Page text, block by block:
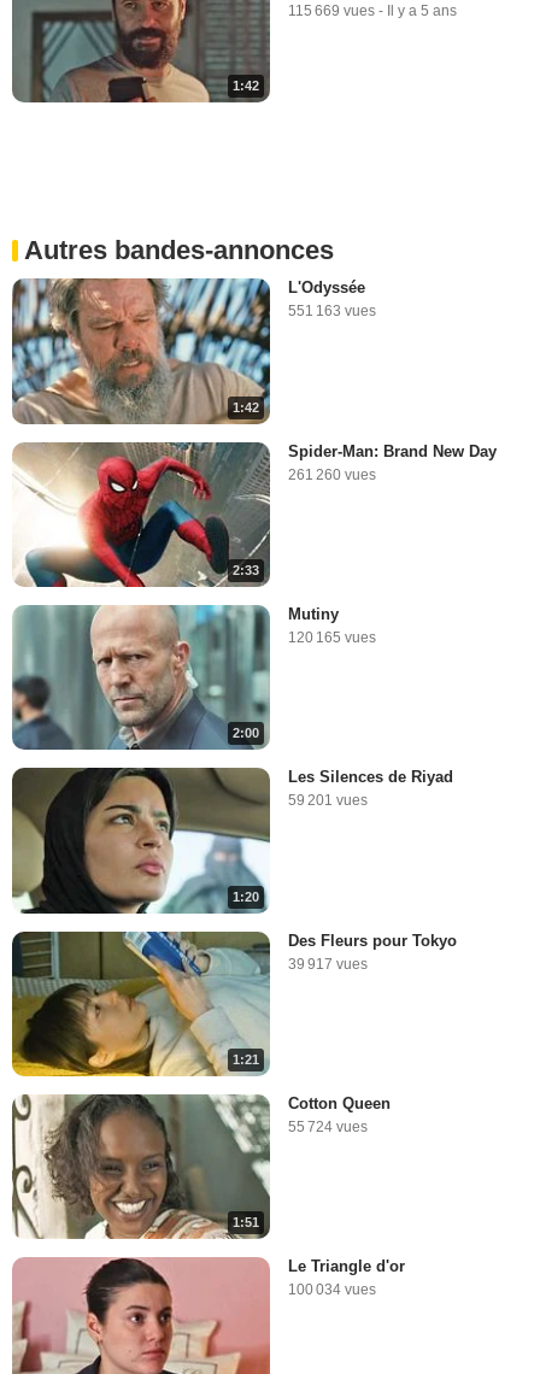
1:42
115 669 vues - Il y a 5 ans
Autres bandes-annonces
1:42
L'Odyssée
551 163 vues
2:33
Spider-Man: Brand New Day
261 260 vues
2:00
Mutiny
120 165 vues
1:20
Les Silences de Riyad
59 201 vues
1:21
Des Fleurs pour Tokyo
39 917 vues
1:51
Cotton Queen
55 724 vues
Le Triangle d'or
100 034 vues